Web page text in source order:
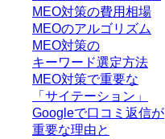
MEO対策の費用相場
MEOのアルゴリズム
MEO対策の
キーワード選定方法
MEO対策で重要な
「サイテーション」
Googleで口コミ返信が
重要な理由と